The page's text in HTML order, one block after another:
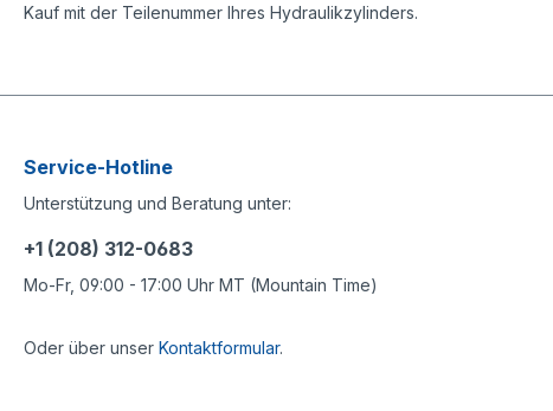
Kauf mit der Teilenummer Ihres Hydraulikzylinders.
Service-Hotline
Unterstützung und Beratung unter:
+1 (208) 312-0683
Mo-Fr, 09:00 - 17:00 Uhr MT (Mountain Time)
Oder über unser Kontaktformular.